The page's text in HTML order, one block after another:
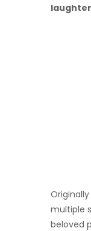
multiple
beloved